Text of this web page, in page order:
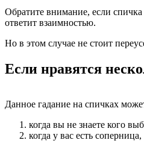
Обратите внимание, если
ответит взаимностью.
Но в этом случае не стоит
Если нравятся
Данное гадание на спичках
когда вы не знаете кого
когда у вас есть